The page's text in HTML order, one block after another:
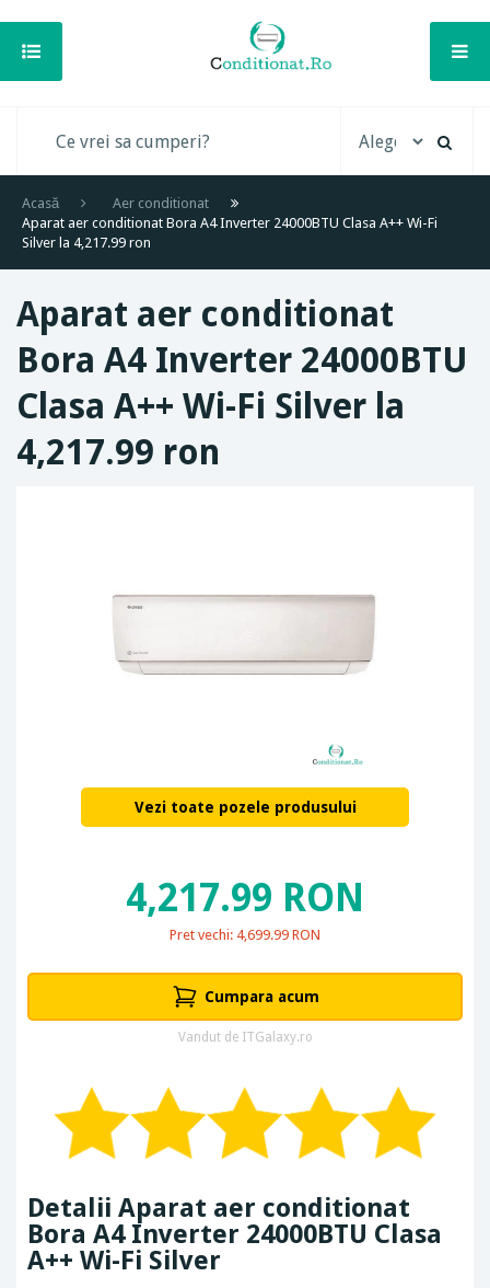
Acasă
Aer conditionat
Aparat aer conditionat Bora A4 Inverter 24000BTU Clasa A++ Wi-Fi
Silver la 4,217.99 ron
Aparat aer conditionat
Bora A4 Inverter 24000BTU
Clasa A++ Wi-Fi Silver la
4,217.99 ron
Vezi toate pozele produsului
4,217.99 RON
Pret vechi: 4,699.99 RON
Cumpara acum
Vandut de ITGalaxy.ro
Detalii Aparat aer conditionat
Bora A4 Inverter 24000BTU Clasa
A++ Wi-Fi Silver